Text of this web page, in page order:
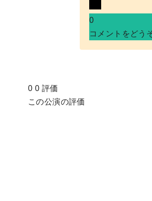
0
コメントをどう
0 0 評価
この公演の評価